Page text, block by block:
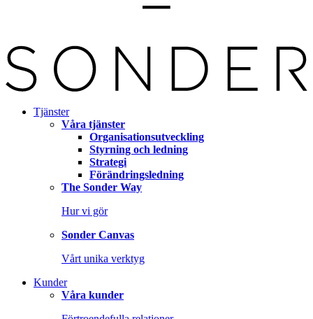
Tjänster
Våra tjänster
Organisationsutveckling
Styrning och ledning
Strategi
Förändringsledning
The Sonder Way
Hur vi gör
Sonder Canvas
Vårt unika verktyg
Kunder
Våra kunder